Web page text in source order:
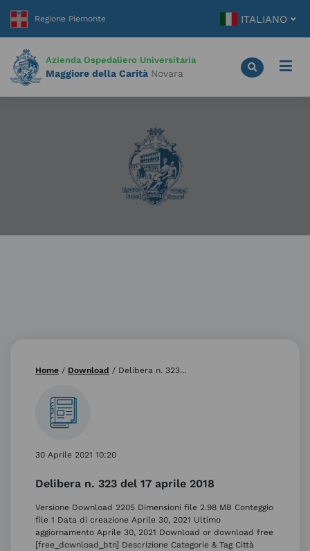
contenuto
ITALIANO
Azienda Ospedaliero Universitaria
Maggiore della Carità Novara
Home / Download / Delibera n. 323...
30 Aprile 2021 10:20
Delibera n. 323 del 17 aprile 2018
Versione Download 2205 Dimensioni file 2.98 MB Conteggio
file 1 Data di creazione Aprile 30, 2021 Ultimo
aggiornamento Aprile 30, 2021 Download or download free
[free_download_btn] Descrizione Categorie & Tag Città